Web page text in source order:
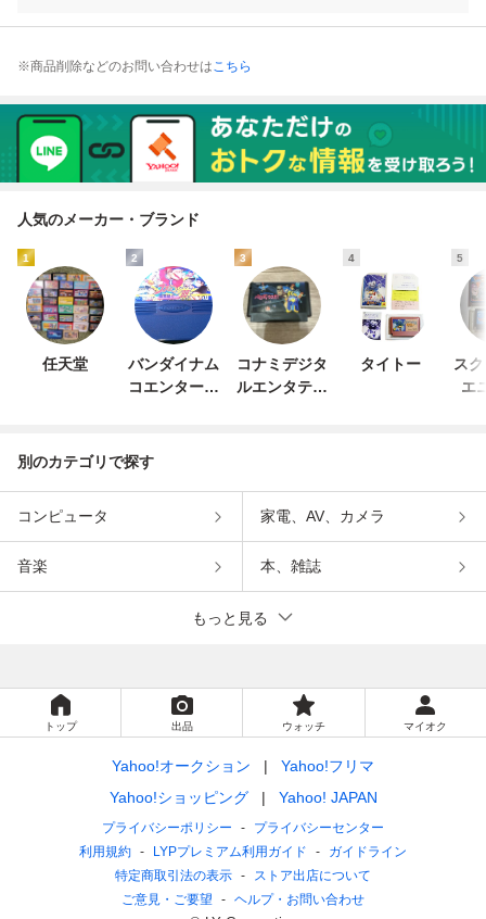
※商品削除などのお問い合わせはこちら
人気のメーカー・ブランド
1
任天堂
2
バンダイナム
コエンターテ
3
コナミデジタ
ルエンタテイ
4
タイトー
5
ス
エ
別のカテゴリで探す
コンピュータ 家電、AV、カメラ
音楽 本、雑誌
もっと見る
トップ 出品 ウォッチ マイオク
Yahoo!オークション
Yahoo!フリマ
Yahoo!ショッピング
Yahoo! JAPAN
プライバシーポリシー
プライバシーセンター
利用規約
LYPプレミアム利用ガイド
ガイドライン
特定商取引法の表示
ストア出店について
ご意見・ご要望
ヘルプ・お問い合わせ